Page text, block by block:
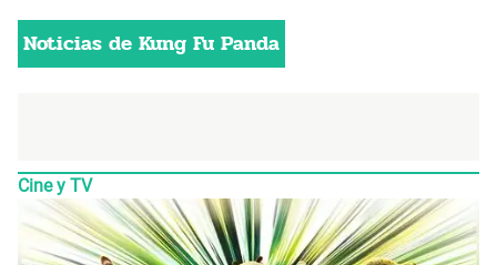
Noticias de Kung Fu Panda
Cine y TV